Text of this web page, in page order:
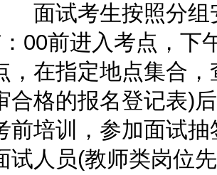
面试考生按照分组
00前进入考点，下
，在指定地点集合
合格的报名登记表)
前培训，参加面试
试人员(教师类岗位